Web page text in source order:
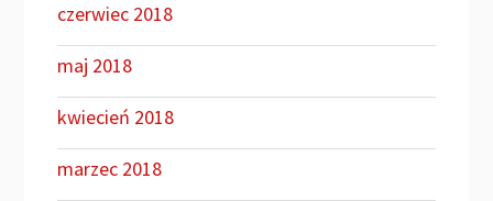
czerwiec 2018
maj 2018
kwiecień 2018
marzec 2018